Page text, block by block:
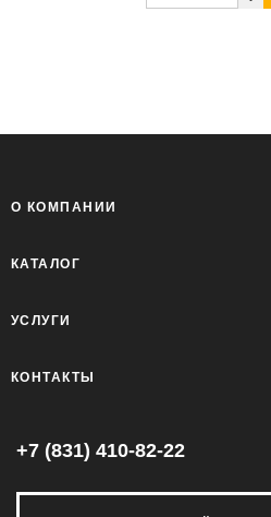
О КОМПАНИИ
КАТАЛОГ
УСЛУГИ
КОНТАКТЫ
+7 (831) 410-82-22